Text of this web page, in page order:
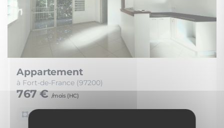
Appartement
à Fort-de-France (97200)
767 €/mois (HC)
46 m²